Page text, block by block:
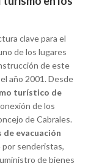
clave para el
de los lugares
de este
año 2001. Desde
turístico de
de los
de Cabrales.
evacuación
senderistas,
de bienes